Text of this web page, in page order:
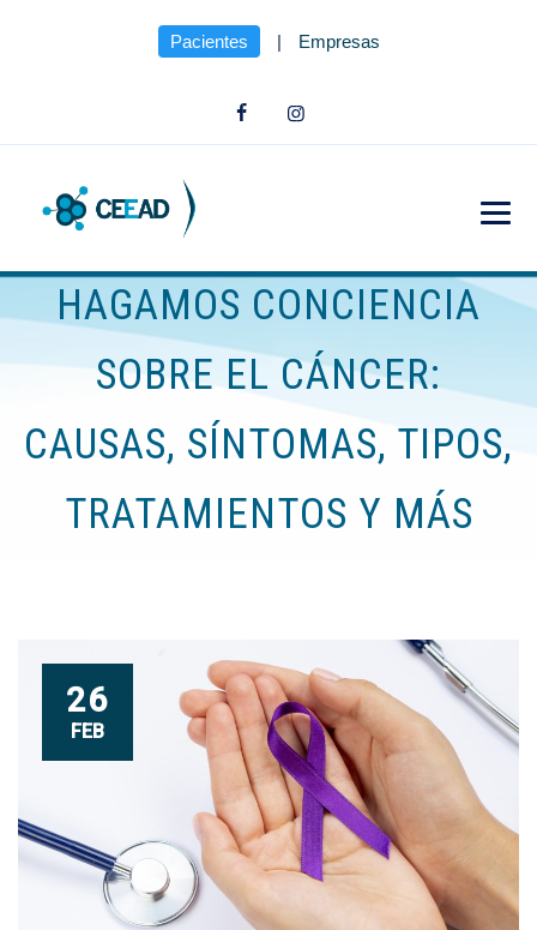
Pacientes | Empresas
HAGAMOS CONCIENCIA
SOBRE EL CÁNCER:
CAUSAS, SÍNTOMAS, TIPOS,
TRATAMIENTOS Y MÁS
26
FEB